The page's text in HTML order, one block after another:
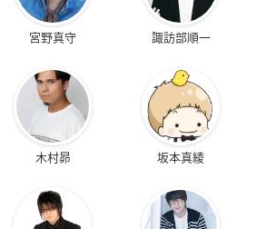
宮野真守 諏訪部順一
木村昴 坂本真綾